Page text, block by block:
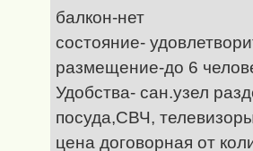
балкон-нет
состояние-
размещение-до 6
Удобства- сан.узел
посуда,СВЧ,
цена договорная от